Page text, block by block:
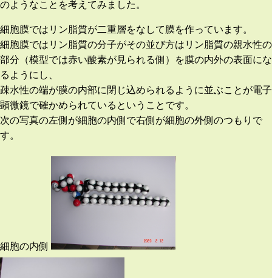
のようなことを考えてみました。
細胞膜ではリン脂質が二重層をなして膜を作っています。
細胞膜ではリン脂質の分子がその並び方はリン脂質の親水性の
部分（模型では赤い酸素が見られる側）を膜の内外の表面にな
るようにし、
疎水性の端が膜の内部に閉じ込められるように並ぶことが電子
顕微鏡で確かめられているということです。
次の写真の左側が細胞の内側で右側が細胞の外側のつもりで
す。
細胞の内側